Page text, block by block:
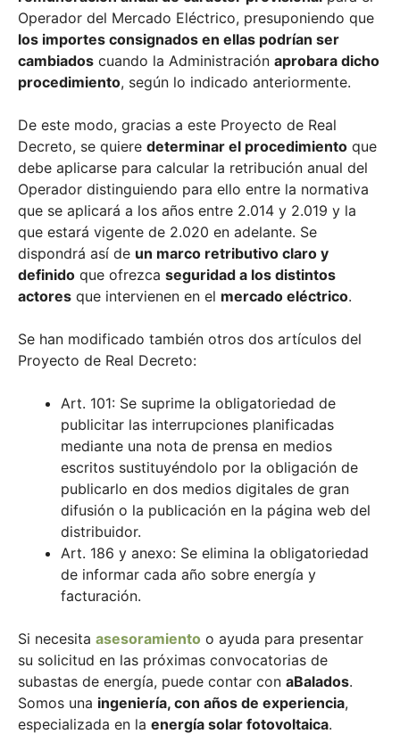
Operador del Mercado Eléctrico, presuponiendo que
los importes consignados en ellas podrían ser
cambiados cuando la Administración aprobara dicho
procedimiento, según lo indicado anteriormente.
De este modo, gracias a este Proyecto de Real
Decreto, se quiere determinar el procedimiento que
debe aplicarse para calcular la retribución anual del
Operador distinguiendo para ello entre la normativa
que se aplicará a los años entre 2.014 y 2.019 y la
que estará vigente de 2.020 en adelante. Se
dispondrá así de un marco retributivo claro y
definido que ofrezca seguridad a los distintos
actores que intervienen en el mercado eléctrico.
Se han modificado también otros dos artículos del
Proyecto de Real Decreto:
Art. 101: Se suprime la obligatoriedad de
publicitar las interrupciones planificadas
mediante una nota de prensa en medios
escritos sustituyéndolo por la obligación de
publicarlo en dos medios digitales de gran
difusión o la publicación en la página web del
distribuidor.
Art. 186 y anexo: Se elimina la obligatoriedad
de informar cada año sobre energía y
facturación.
Si necesita asesoramiento o ayuda para presentar
su solicitud en las próximas convocatorias de
subastas de energía, puede contar con aBalados.
Somos una ingeniería, con años de experiencia,
especializada en la energía solar fotovoltaica.